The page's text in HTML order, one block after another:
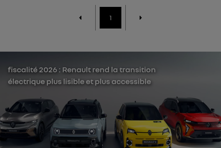
1
fiscalité 2026 : Renault rend la transition
électrique plus lisible et plus accessible